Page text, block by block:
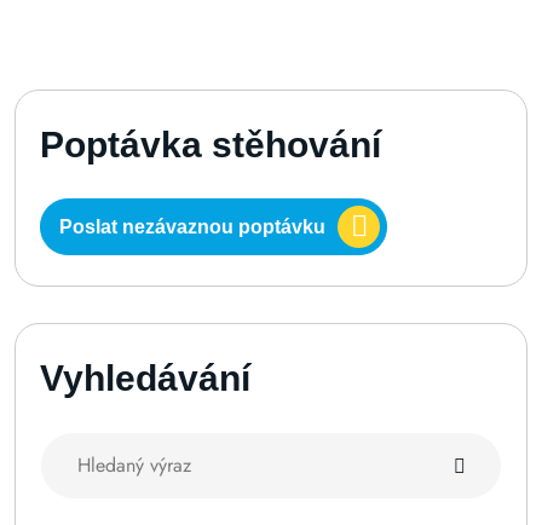
Poptávka stěhování
Poslat nezávaznou poptávku
Vyhledávání